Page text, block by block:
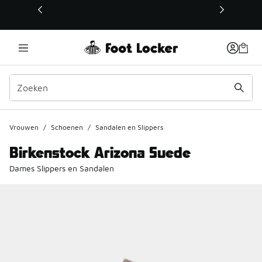
Deze link wordt geopend in een nieuw venster
Vrouwen / Schoenen / Sandalen en Slippers
Birkenstock Arizona Suede
Dames Slippers en Sandalen